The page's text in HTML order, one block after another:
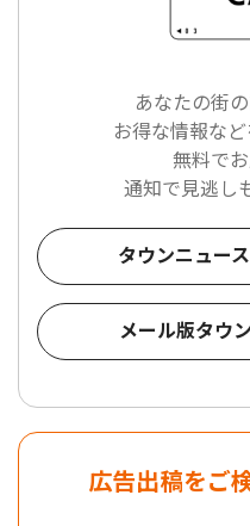
あなたの街
お得な情報な
無料でお
通知で見逃し
タウンニュー
メール版タウ
広告出稿をご